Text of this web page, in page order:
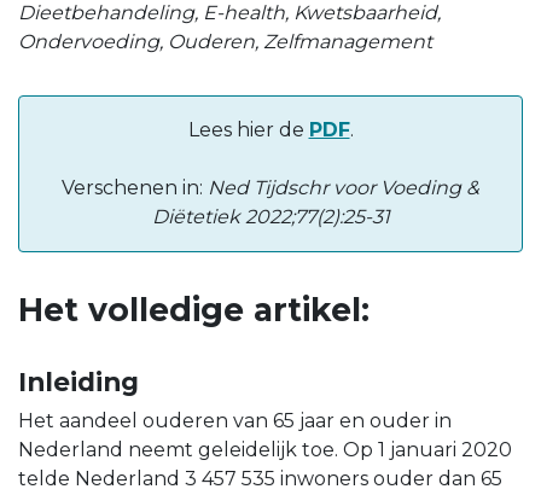
Dieetbehandeling, E-health, Kwetsbaarheid,
Ondervoeding, Ouderen, Zelfmanagement
Lees hier de PDF.
Verschenen in: Ned Tijdschr voor Voeding &
Diëtetiek 2022;77(2):25-31
Het volledige artikel:
Inleiding
Het aandeel ouderen van 65 jaar en ouder in
Nederland neemt geleidelijk toe. Op 1 januari 2020
telde Nederland 3 457 535 inwoners ouder dan 65